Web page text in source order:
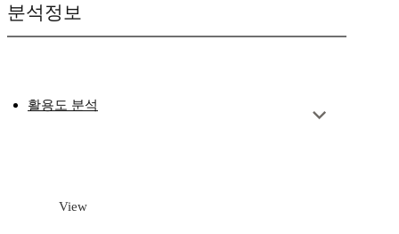
분석정보
활용도 분석
View